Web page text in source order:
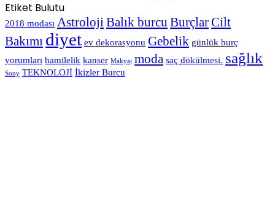
Etiket Bulutu
2018 modası Astroloji Balık burcu BurçlarCilt
Bakımı diyet ev dekorasyonu Gebelik günlük burç
yorumları hamilelik kanser Makyaj moda saç dökülmesi. sağlık
Sony TEKNOLOJİ İkizler Burcu